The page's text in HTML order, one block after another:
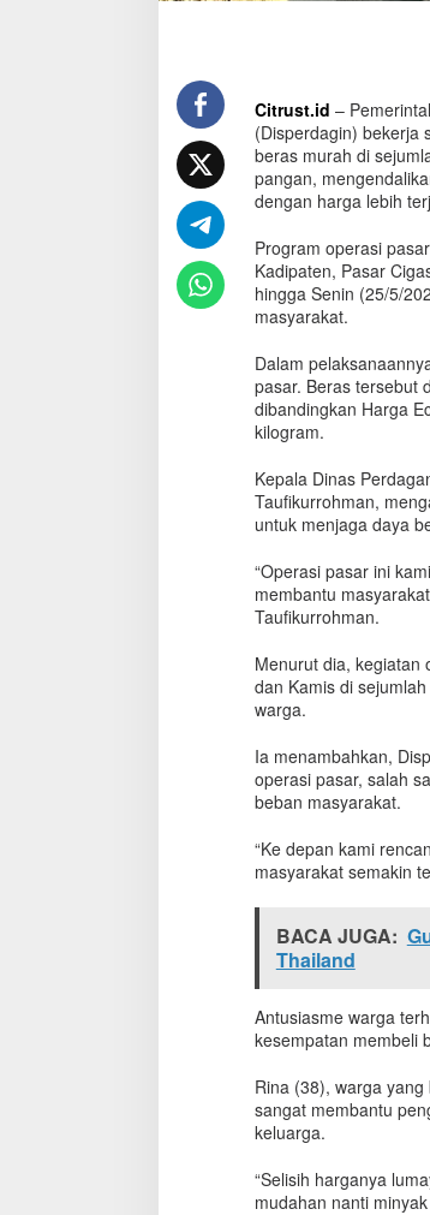
i
h
R
e
n
d
h
d
a
H
E
T
Citrust.id –
(Disperdagin) bekerja
beras murah di
pangan,
dengan harga lebih
Program operasi
Kadipaten, Pasar
hingga Senin (25/5/
masyarakat.
Dalam
pasar. Beras tersebut
dibandingkan Harga
kilogram.
Kepala Dinas
Taufikurrohman,
untuk menjaga daya
“Operasi pasar ini
membantu
Taufikurrohman.
Menurut dia, kegiatan
dan Kamis di
warga.
Ia menambahkan,
operasi pasar, salah
beban masyarakat.
“Ke depan kami
masyarakat semakin
BACA JUGA:
Thailand
Antusiasme warga
kesempatan membeli
Rina (38), warga
sangat membantu
keluarga.
“Selisih harganya
mudahan nanti